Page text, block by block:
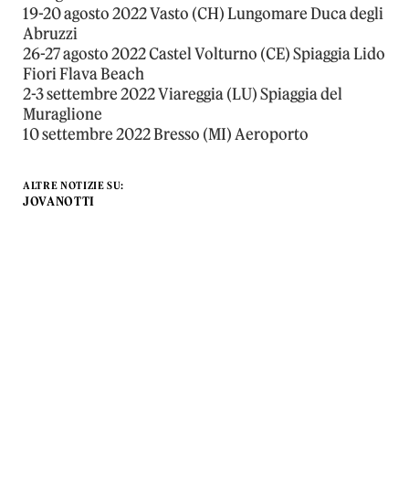
19-20 agosto 2022 Vasto (CH) Lungomare Duca degli
Abruzzi
26-27 agosto 2022 Castel Volturno (CE) Spiaggia Lido
Fiori Flava Beach
2-3 settembre 2022 Viareggia (LU) Spiaggia del
Muraglione
10 settembre 2022 Bresso (MI) Aeroporto
ALTRE NOTIZIE SU:
JOVANOTTI